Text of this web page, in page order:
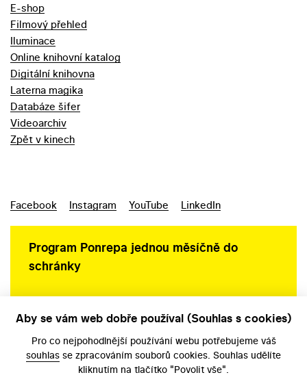
E-shop
Filmový přehled
Iluminace
Online knihovní katalog
Digitální knihovna
Laterna magika
Databáze šifer
Videoarchiv
Zpět v kinech
Facebook Instagram YouTube LinkedIn
Program Ponrepa jednou měsíčně do
schránky
Aby se vám web dobře používal (Souhlas s cookies)
Pro co nejpohodlnější používání webu potřebujeme váš
souhlas se zpracováním souborů cookies. Souhlas udělíte
kliknutím na tlačítko "Povolit vše".